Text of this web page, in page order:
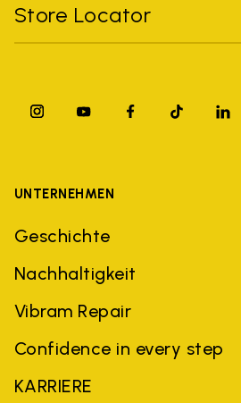
Store Locator
UNTERNEHMEN
Geschichte
Nachhaltigkeit
Vibram Repair
Confidence in every step
KARRIERE